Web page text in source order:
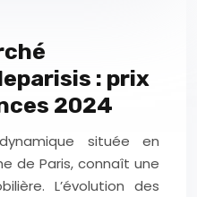
: prix
2024
située en
de Paris, connaît une
L’évolution des